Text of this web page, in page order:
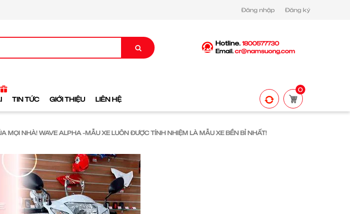
Đăng nhập Đăng ký
Hotline. 1800577730
Email.cr@namsuong.com
TIN TỨC GIỚI THIỆU LIÊN HỆ
0
MỌI NHÀ! WAVE ALPHA -MẪU XE LUÔN ĐƯỢC TÍNH NHIỆM LÀ MẪU XE BỀN BỈ NHẤT!